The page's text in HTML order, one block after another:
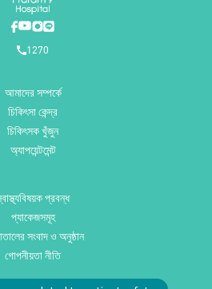
1270
আমাদের সম্পর্কে
চিকিৎসা কেন্দ্র
চিকিৎসক খুঁজুন
অ্যাপয়েন্টমেন্ট
প্রবন্ধ
প্যাকেজসমূহ
সংবাদ ও অনুষ্ঠান
গোপনীয়তা নীতি